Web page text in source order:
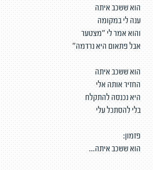
הוא ששכב איתה
ענה לי במקומה
והוא אמר לי "מצטער
אבל פתאום היא נרדמה"
הוא ששכב איתה
החזיר אותה אלי
היא נכנסה להתקלח
בלי להסתכל עלי
פזמון:
הוא ששכב איתה...